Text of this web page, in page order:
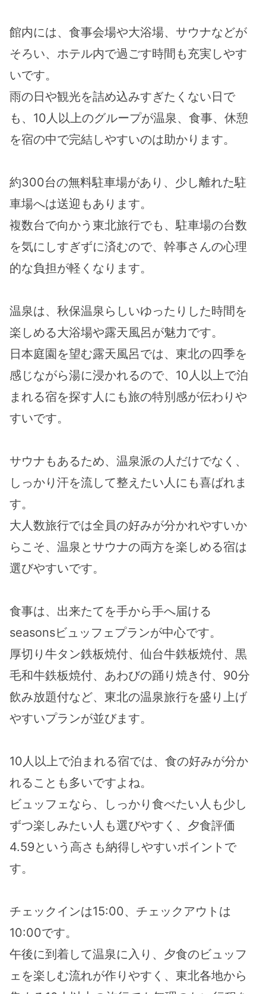
館内には、食事会場や大浴場、サウナなどが
そろい、ホテル内で過ごす時間も充実しやす
いです。
雨の日や観光を詰め込みすぎたくない日で
も、10人以上のグループが温泉、食事、休憩
を宿の中で完結しやすいのは助かります。
約300台の無料駐車場があり、少し離れた駐
車場へは送迎もあります。
複数台で向かう東北旅行でも、駐車場の台数
を気にしすぎずに済むので、幹事さんの心理
的な負担が軽くなります。
温泉は、秋保温泉らしいゆったりした時間を
楽しめる大浴場や露天風呂が魅力です。
日本庭園を望む露天風呂では、東北の四季を
感じながら湯に浸かれるので、10人以上で泊
まれる宿を探す人にも旅の特別感が伝わりや
すいです。
サウナもあるため、温泉派の人だけでなく、
しっかり汗を流して整えたい人にも喜ばれま
す。
大人数旅行では全員の好みが分かれやすいか
らこそ、温泉とサウナの両方を楽しめる宿は
選びやすいです。
食事は、出来たてを手から手へ届ける
seasonsビュッフェプランが中心です。
厚切り牛タン鉄板焼付、仙台牛鉄板焼付、黒
毛和牛鉄板焼付、あわびの踊り焼き付、90分
飲み放題付など、東北の温泉旅行を盛り上げ
やすいプランが並びます。
10人以上で泊まれる宿では、食の好みが分か
れることも多いですよね。
ビュッフェなら、しっかり食べたい人も少し
ずつ楽しみたい人も選びやすく、夕食評価
4.59という高さも納得しやすいポイントで
す。
チェックインは15:00、チェックアウトは
10:00です。
午後に到着して温泉に入り、夕食のビュッフ
ェを楽しむ流れが作りやすく、東北各地から